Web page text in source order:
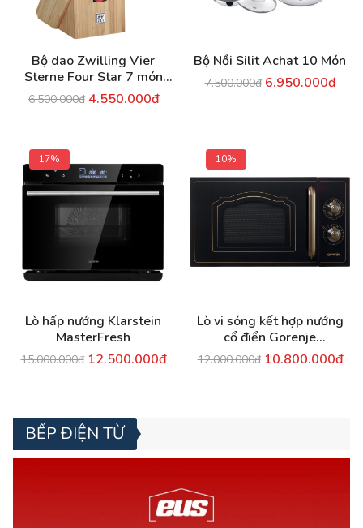
Bộ dao Zwilling Vier
Sterne Four Star 7 món
(gỗ sồi)
6.500.000đ 4.550.000đ
Bộ Nồi Silit Achat 10 Món
7.500.000đ 6.950.000đ
17%
Lò hấp nướng Klarstein
MasterFresh
15.000.000đ 12.500.000đ
10%
Lò vi sóng kết hợp nướng
cổ điển Gorenje
MO4250CLB
12.000.000đ 10.800.000đ
BẾP ĐIỆN TỪ